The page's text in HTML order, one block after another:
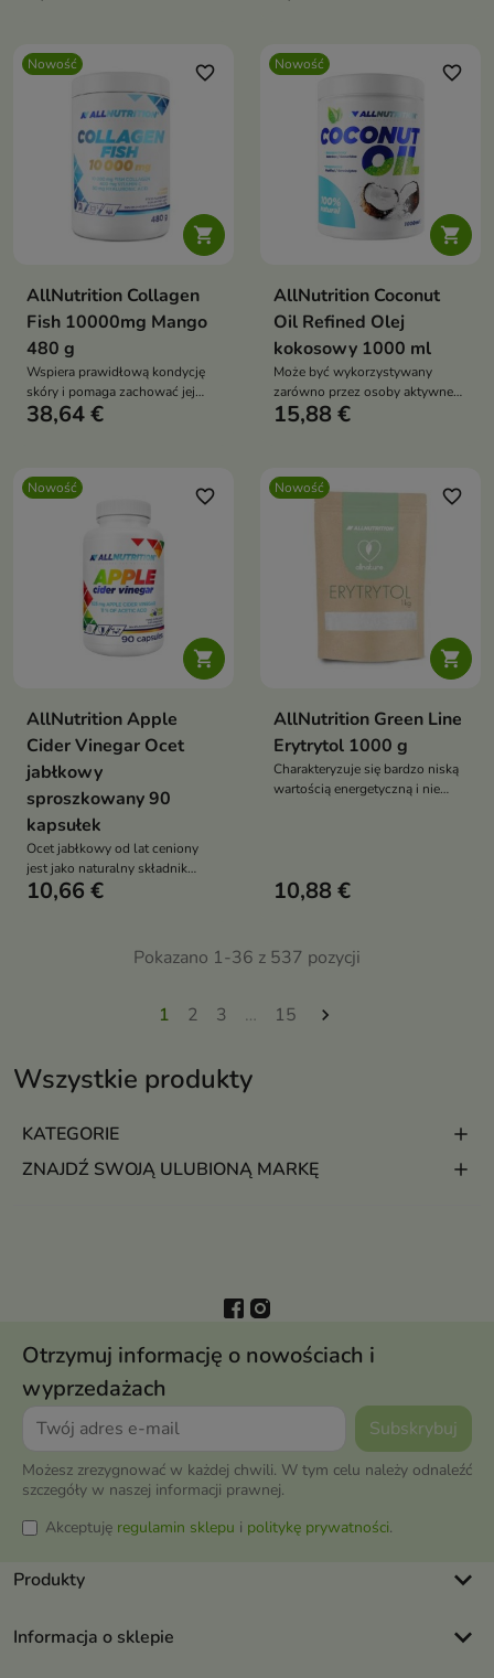
Wszystkie produkty
KATEGORIE
ZNAJDŹ SWOJĄ ULUBIONĄ MARKĘ
Nowość

favorite_border
AllNutrition Collagen
Fish 10000mg Mango
480 g
Wspiera prawidłową kondycję
skóry i pomaga zachować jej
elastyczność.
38,64 €
Nowość

favorite_border
AllNutrition Coconut
Oil Refined Olej
kokosowy 1000 ml
Może być wykorzystywany
zarówno przez osoby aktywne
fizycznie, jak i wszystkich, którzy
15,88 €
Nowość

favorite_border
AllNutrition Apple
Cider Vinegar Ocet
jabłkowy
sproszkowany 90
kapsułek
Ocet jabłkowy od lat ceniony
jest jako naturalny składnik
wspierający prawidłowe
10,66 €
Nowość

favorite_border
AllNutrition Green Line
Erytrytol 1000 g
Charakteryzuje się bardzo niską
wartością energetyczną i nie
10,88 €
Pokazano 1-36 z 537 pozycji
1 2 3 … 15 
Otrzymuj informację o nowościach i
wyprzedażach
Możesz zrezygnować w każdej chwili. W tym celu należy odnaleźć
szczegóły w naszej informacji prawnej.
Akceptuję regulamin sklepu i politykę prywatności.
Produkty keyboard_arrow_down
Informacja o sklepie
keyboard_arrow_down